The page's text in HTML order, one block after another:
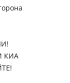
- н.в. 5
RC)
КИА